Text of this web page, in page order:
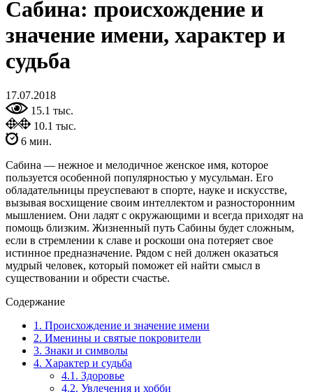
Сабина: происхождение и
значение имени, характер и
судьба
17.07.2018
15.1 тыс.
10.1 тыс.
6 мин.
Сабина — нежное и мелодичное женское имя, которое
пользуется особенной популярностью у мусульман. Его
обладательницы преуспевают в спорте, науке и искусстве,
вызывая восхищение своим интеллектом и разносторонним
мышлением. Они ладят с окружающими и всегда приходят на
помощь близким. Жизненный путь Сабины будет сложным,
если в стремлении к славе и роскоши она потеряет свое
истинное предназначение. Рядом с ней должен оказаться
мудрый человек, который поможет ей найти смысл в
существовании и обрести счастье.
Содержание
1. Происхождение и значение имени
2. Именины и святые покровители
3. Знаки и символы
4. Характер и судьба
4.1. Здоровье
4.2. Увлечения и хобби